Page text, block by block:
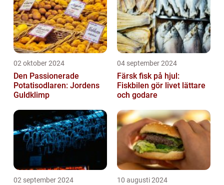
02 oktober 2024
Den Passionerade
Potatisodlaren: Jordens
Guldklimp
04 september 2024
Färsk fisk på hjul:
Fiskbilen gör livet lättare
och godare
02 september 2024 10 augusti 2024